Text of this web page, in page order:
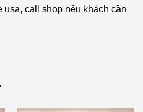
usa, call shop nếu khách cần